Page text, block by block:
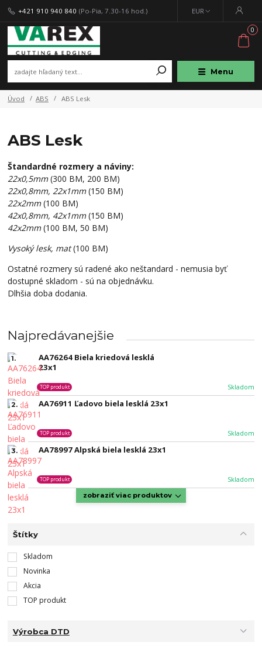
Menu
EUR
+421 910 940 840 (Po-Pia, 7.30-16 hod.)
0
Úvod ABS ABS Lesk
ABS Lesk
Štandardné rozmery a náviny:
22x0,5mm(300 BM, 200 BM)
22x0,8mm, 22x1mm(150 BM)
22x2mm(100 BM)
42x0,8mm, 42x1mm(150 BM)
42x2mm(100 BM, 50 BM)
Vysoký lesk, mat(100 BM)
Ostatné rozmery sú radené ako neštandard - nemusia byť
dostupné skladom - sú na objednávku.
Dlhšia doba dodania.
Najpredávanejšie
1.
AA76264 Biela kriedová lesklá
23x1
Skladom
TOP produkt
2. AA76911 Ľadovo biela lesklá 23x1
Skladom
TOP produkt
3. AA78997 Alpská biela lesklá 23x1
Skladom
TOP produkt
zobraziť viac produktov
Štítky
Skladom
Novinka
Akcia
TOP produkt
Výrobca DTD